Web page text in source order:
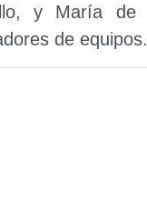
y María
de equipos.